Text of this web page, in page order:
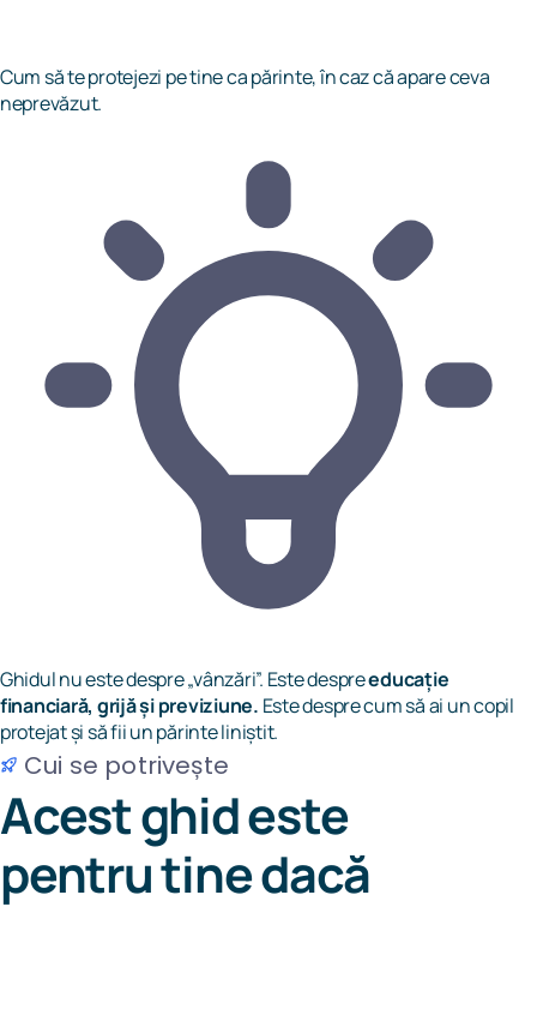
Cum să te protejezi pe tine ca părinte, în caz că apare ceva
neprevăzut.
Ghidul nu este despre „vânzări”. Este despreeducație
financiară, grijă și previziune. Este despre cum să ai un copil
protejat și să fii un părinte liniștit.
Cui se potrivește
Acest ghid este
pentru tinedacă